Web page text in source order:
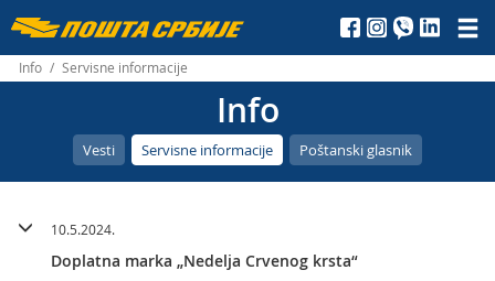
Пошта
Србије
д.о.о.
Info / Servisne informacije
Info
Vesti Servisne informacije Poštanski glasnik
10.5.2024.
Doplatna marka „Nedelja Crvenog krsta“